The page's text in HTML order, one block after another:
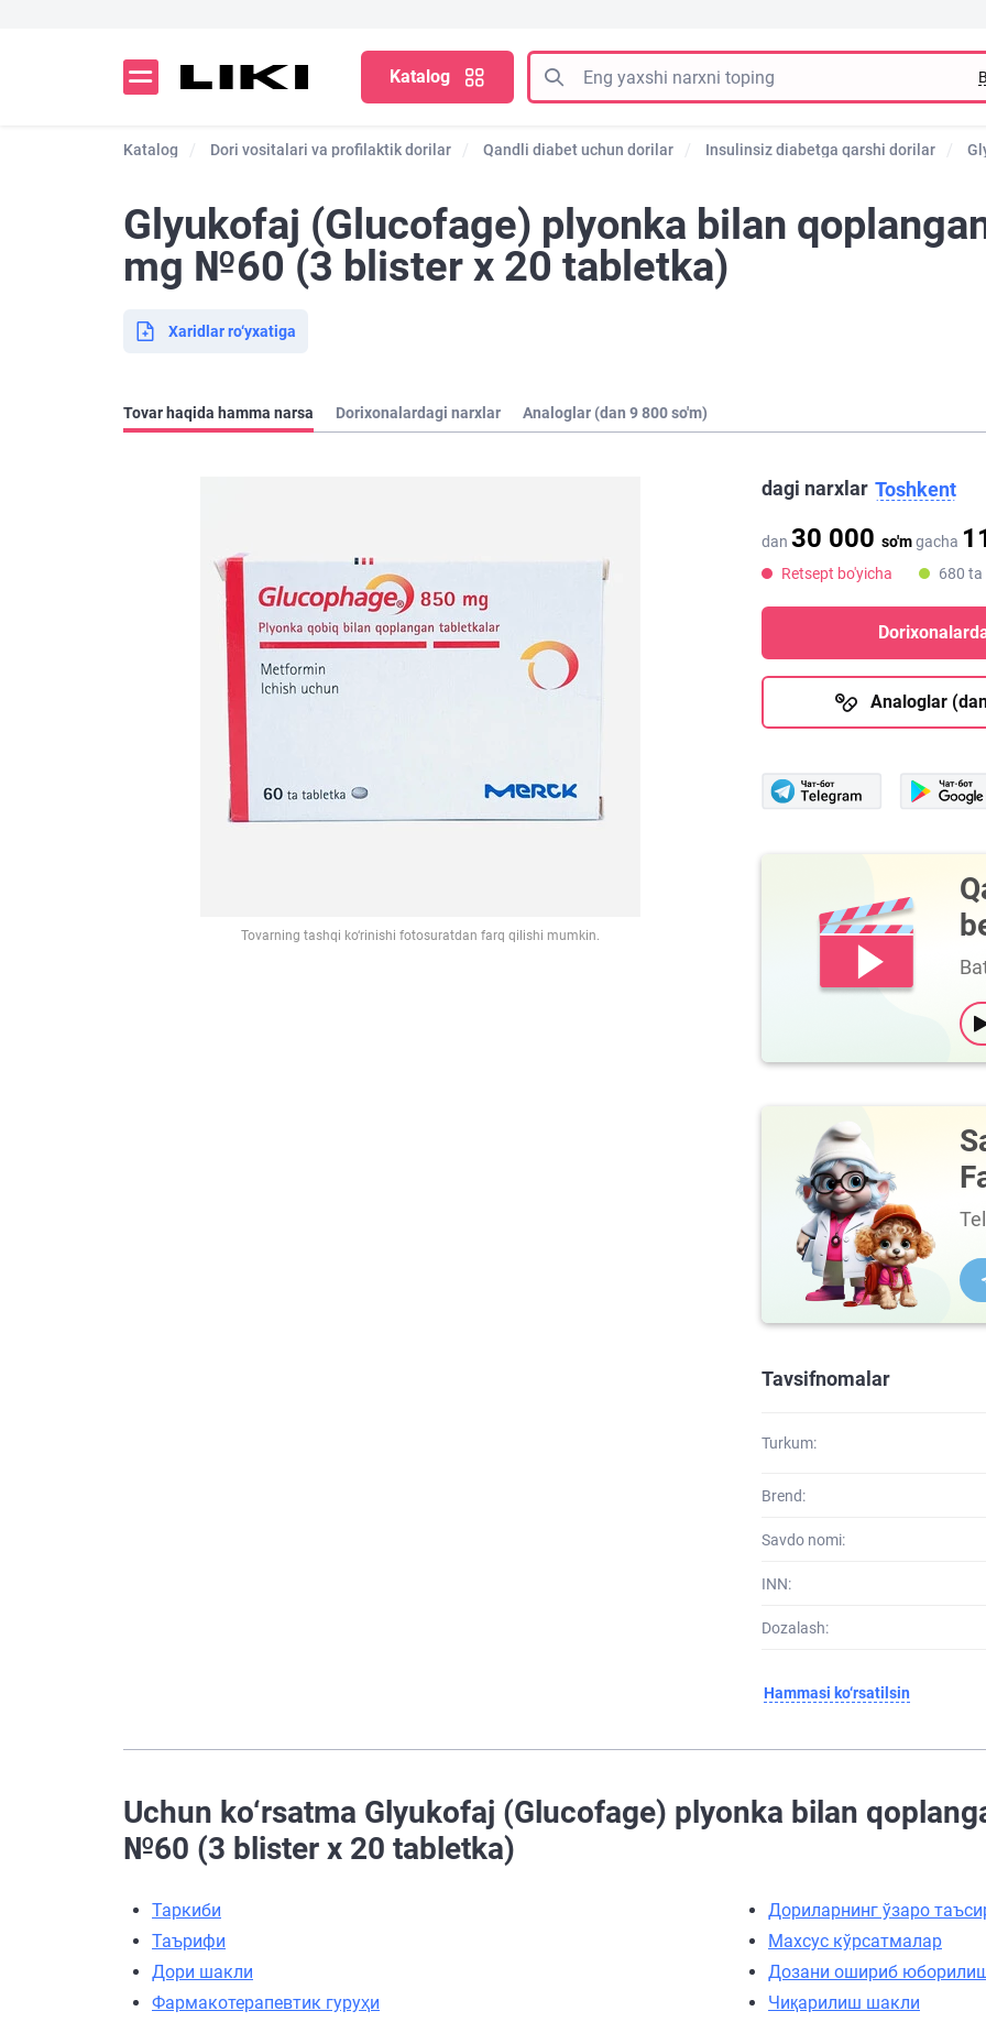
Katalog
Katalog Dori vositalari va profilaktik dorilar Qandli diabet uchun dorilar Insulinsiz diabetga qarshi dorilar
Glyukofaj (Glucofage) plyonka bilan
mg №60 (3 blister х 20 tabletka)
Xaridlar ro‘yxatiga
Tovar haqida hamma narsa Dorixonalardagi narxlar Analoglar (dan 9 800 so'm)
Tovarning tashqi ko‘rinishi fotosuratdan farq qilishi mumkin.
dagi narxlar Toshkent
dan 30 000 so'mgacha
Retsept bo'yicha
680
Analoglar
Tavsifnomalar
Turkum:
Brend:
Savdo nomi:
INN:
Dozalash:
Hammasi ko‘rsatilsin
Uchun ko‘rsatma Glyukofaj (Glucofage) plyonka bilan
№60 (3 blister х 20 tabletka)
Таркиби
Таърифи
Дори шакли
Фармакотерапевтик гуруҳи
Дориларнинг ўзаро
Махсус кўрсатмалар
Дозани ошириб
Чиқарилиш шакли